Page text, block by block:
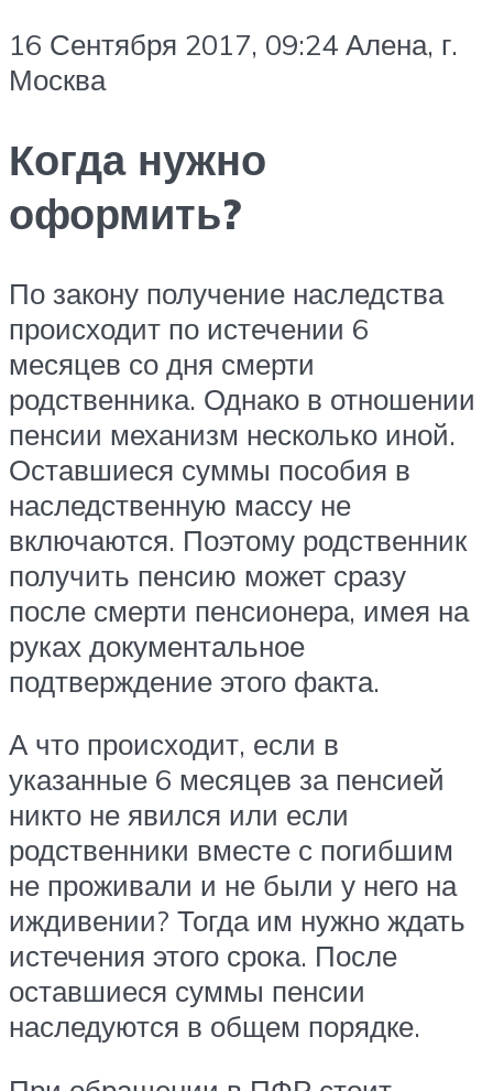
16 Сентября 2017, 09:24 Алена, г.
Москва
Когда нужно
оформить?
По закону получение наследства
происходит по истечении 6
месяцев со дня смерти
родственника. Однако в отношении
пенсии механизм несколько иной.
Оставшиеся суммы пособия в
наследственную массу не
включаются. Поэтому родственник
получить пенсию может сразу
после смерти пенсионера, имея на
руках документальное
подтверждение этого факта.
А что происходит, если в
указанные 6 месяцев за пенсией
никто не явился или если
родственники вместе с погибшим
не проживали и не были у него на
иждивении? Тогда им нужно ждать
истечения этого срока. После
оставшиеся суммы пенсии
наследуются в общем порядке.